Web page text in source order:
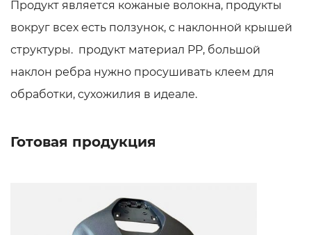
Продукт является кожаные волокна, продукты
вокруг всех есть ползунок, с наклонной крышей
структуры. продукт материал PP, большой
наклон ребра нужно просушивать клеем для
обработки, сухожилия в идеале.
Готовая продукция